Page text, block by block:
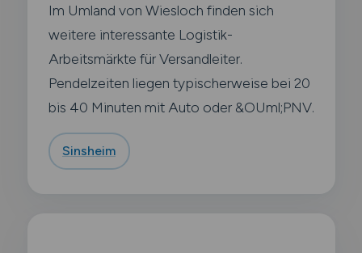
Im Umland von Wiesloch finden sich
weitere interessante Logistik-
Arbeitsmärkte für Versandleiter.
Pendelzeiten liegen typischerweise bei 20
bis 40 Minuten mit Auto oder &OUml;PNV.
Sinsheim